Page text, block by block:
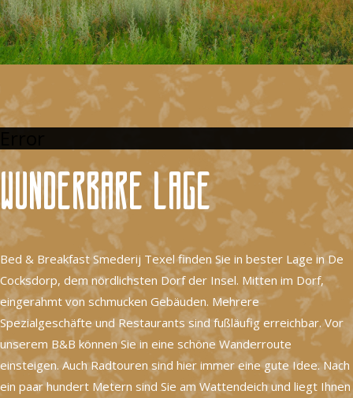
Wunderbare Lage
Bed & Breakfast Smederij Texel finden Sie in bester Lage in De
Cocksdorp, dem nördlichsten Dorf der Insel. Mitten im Dorf,
eingerahmt von schmucken Gebäuden. Mehrere
Spezialgeschäfte und Restaurants sind fußläufig erreichbar. Vor
unserem B&B können Sie in eine schöne Wanderroute
einsteigen. Auch Radtouren sind hier immer eine gute Idee. Nach
ein paar hundert Metern sind Sie am Wattendeich und liegt Ihnen